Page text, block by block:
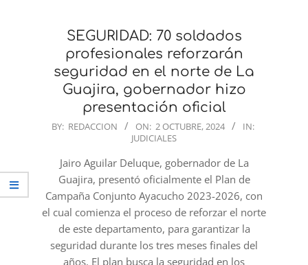
SEGURIDAD: 70 soldados
profesionales reforzarán
seguridad en el norte de La
Guajira, gobernador hizo
presentación oficial
2024-
BY: REDACCION ON: 2 OCTUBRE, 2024
IN:
JUDICIALES
Jairo Aguilar Deluque, gobernador de La
Guajira, presentó oficialmente el Plan de
Campaña Conjunto Ayacucho 2023-2026, con
el cual comienza el proceso de reforzar el norte
de este departamento, para garantizar la
seguridad durante los tres meses finales del
años. El plan busca la seguridad en los